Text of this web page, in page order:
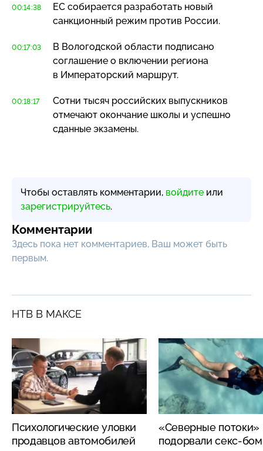
00:14:38
ЕС собирается разработать новый
санкционный режим против России.
00:17:03
В Вологодской области подписано
соглашение о включении региона
в Императорский маршрут.
00:18:17
Сотни тысяч российских выпускников
отмечают окончание школы и успешно
сданные экзамены.
Чтобы оставлять комментарии, войдите или
зарегистрируйтесь.
Комментарии
Здесь пока нет комментариев, Ваш может быть
первым.
НТВ В МАКСЕ
Психологические уловки
продавцов автомобилей
«Северные потоки»
подорвали секс-